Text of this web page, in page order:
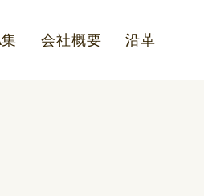
会社概要 沿革